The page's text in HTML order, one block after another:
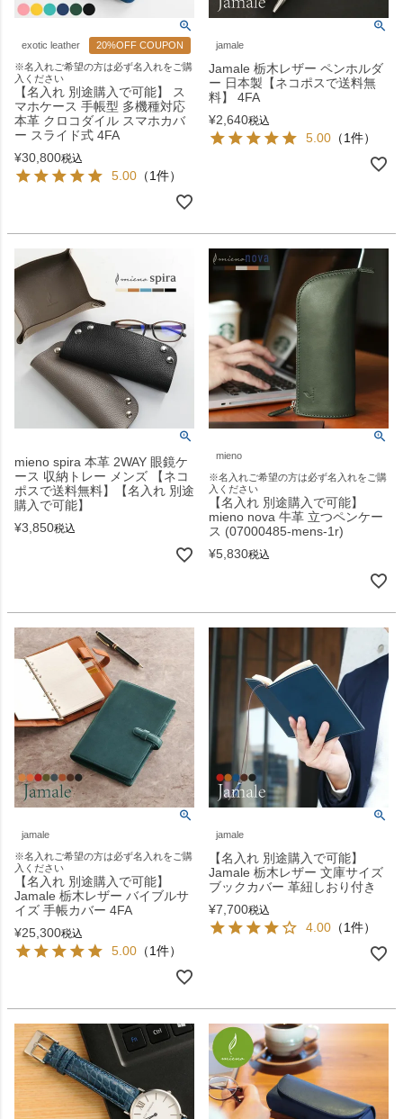
exotic leather
20%OFF COUPON
※名入れご希望の方は必ず名入れをご購
入ください
【名入れ 別途購入で可能】 ス
マホケース 手帳型 多機種対応
本革 クロコダイル スマホカバ
ー スライド式 4FA
¥30,800税込
5.00 （1件）
jamale
Jamale 栃木レザー ペンホルダ
ー 日本製【ネコポスで送料無
料】 4FA
¥2,640税込
5.00 （1件）
mieno spira 本革 2WAY 眼鏡ケ
ース 収納トレー メンズ 【ネコ
ポスで送料無料】【名入れ 別途
購入で可能】
¥3,850税込
mieno
※名入れご希望の方は必ず名入れをご購
入ください
【名入れ 別途購入で可能】
mieno nova 牛革 立つペンケー
ス (07000485-mens-1r)
¥5,830税込
jamale
※名入れご希望の方は必ず名入れをご購
入ください
【名入れ 別途購入で可能】
Jamale 栃木レザー バイブルサ
イズ 手帳カバー 4FA
¥25,300税込
5.00 （1件）
jamale
【名入れ 別途購入で可能】
Jamale 栃木レザー 文庫サイズ
ブックカバー 革紐しおり付き
¥7,700税込
4.00 （1件）